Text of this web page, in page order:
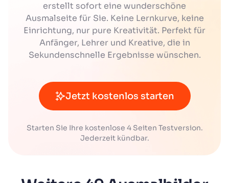
erstellt sofort eine wunderschöne
Ausmalseite für Sie. Keine Lernkurve, keine
Einrichtung, nur pure Kreativität. Perfekt für
Anfänger, Lehrer und Kreative, die in
Sekundenschnelle Ergebnisse wünschen.
Jetzt kostenlos starten
Starten Sie Ihre kostenlose 4 Seiten Testversion.
Jederzeit kündbar.